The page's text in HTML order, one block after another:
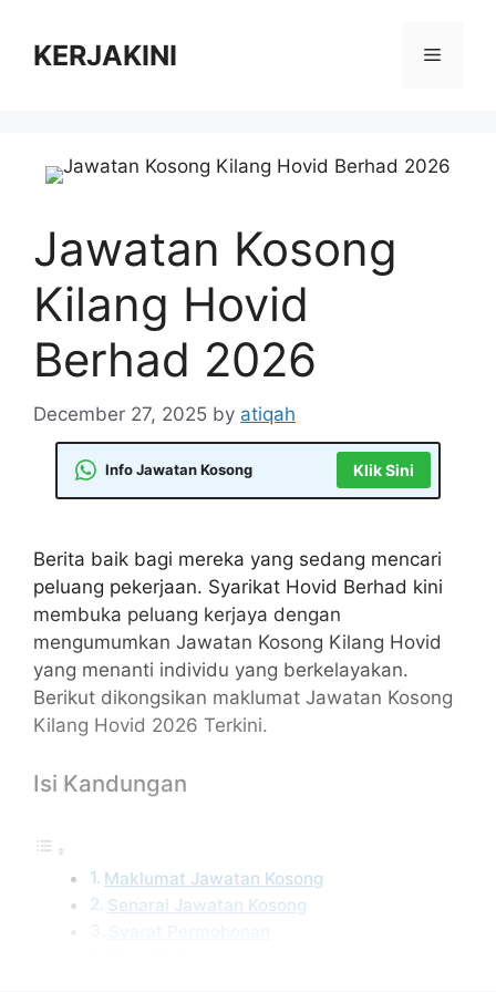
contentKERJAKINI Menu
Jawatan Kosong
Kilang Hovid
Berhad 2026
December 27, 2025 by atiqah
Info Jawatan Kosong Klik Sini
Berita baik bagi mereka yang sedang mencari
peluang pekerjaan. Syarikat Hovid Berhad kini
membuka peluang kerjaya dengan
mengumumkan Jawatan Kosong Kilang Hovid
yang menanti individu yang berkelayakan.
Berikut dikongsikan maklumat Jawatan Kosong
Kilang Hovid 2026 Terkini.
Isi Kandungan
Maklumat Jawatan Kosong
Senarai Jawatan Kosong